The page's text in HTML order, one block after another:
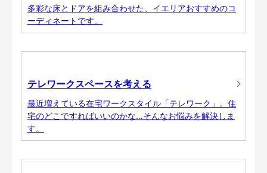
多彩な床とドアを組み合わせた、イエリアおすすめのコ
ーディネートです。
テレワークスペースを考える
最近増えている在宅ワークスタイル「テレワーク」。住
宅のどこですればいいのかな…そんなお悩みを解決しま
す。